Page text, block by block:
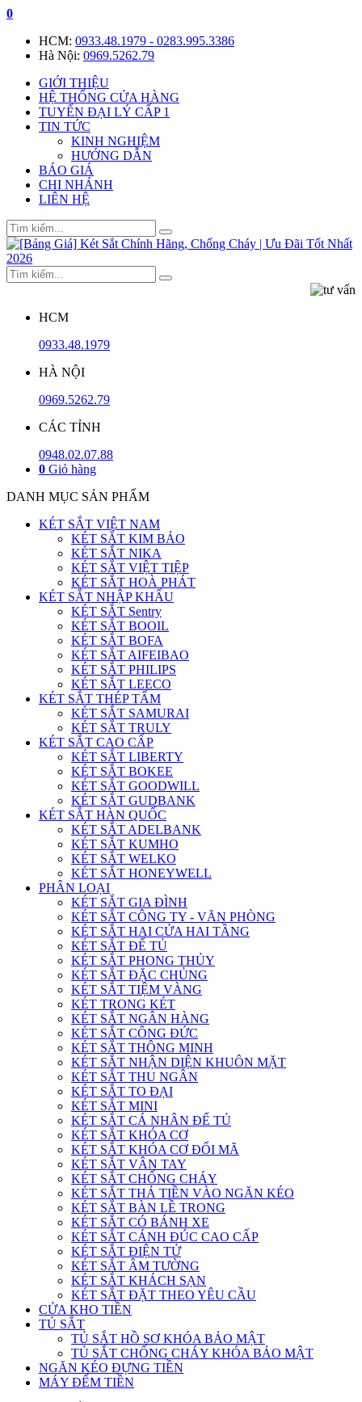
0
HCM: 0933.48.1979 - 0283.995.3386
Hà Nội: 0969.5262.79
GIỚI THIỆU
HỆ THỐNG CỬA HÀNG
TUYỂN ĐẠI LÝ CẤP 1
TIN TỨC
KINH NGHIỆM
HƯỚNG DẪN
BÁO GIÁ
CHI NHÁNH
LIÊN HỆ
HCM
0933.48.1979
HÀ NỘI
0969.5262.79
CÁC TỈNH
0948.02.07.88
0 Giỏ hàng
DANH MỤC SẢN PHẨM
KÉT SẮT VIỆT NAM
KÉT SẮT KIM BẢO
KÉT SẮT NIKA
KÉT SẮT VIỆT TIỆP
KÉT SẮT HOÀ PHÁT
KÉT SẮT NHẬP KHẨU
KÉT SẮT Sentry
KÉT SẮT BOOIL
KÉT SẮT BOFA
KÉT SẮT AIFEIBAO
KÉT SẮT PHILIPS
KÉT SẮT LEECO
KÉT SẮT THÉP TẤM
KÉT SẮT SAMURAI
KÉT SẮT TRULY
KÉT SẮT CAO CẤP
KÉT SẮT LIBERTY
KÉT SẮT BOKEE
KÉT SẮT GOODWILL
KÉT SẮT GUDBANK
KÉT SẮT HÀN QUỐC
KÉT SẮT ADELBANK
KÉT SẮT KUMHO
KÉT SẮT WELKO
KÉT SẮT HONEYWELL
PHÂN LOẠI
KÉT SẮT GIA ĐÌNH
KÉT SẮT CÔNG TY - VĂN PHÒNG
KÉT SẮT HAI CỬA HAI TẦNG
KÉT SẮT ĐỂ TỦ
KÉT SẮT PHONG THỦY
KÉT SẮT ĐẶC CHỦNG
KÉT SẮT TIỆM VÀNG
KÉT TRONG KÉT
KÉT SẮT NGÂN HÀNG
KÉT SẮT CÔNG ĐỨC
KÉT SẮT THÔNG MINH
KÉT SẮT NHẬN DIỆN KHUÔN MẶT
KÉT SẮT THU NGÂN
KÉT SẮT TO ĐẠI
KÉT SẮT MINI
KÉT SẮT CÁ NHÂN ĐỂ TỦ
KÉT SẮT KHÓA CƠ
KÉT SẮT KHÓA CƠ ĐỔI MÃ
KÉT SẮT VÂN TAY
KÉT SẮT CHỐNG CHÁY
KÉT SẮT THẢ TIỀN VÀO NGĂN KÉO
KÉT SẮT BÀN LỀ TRONG
KÉT SẮT CÓ BÁNH XE
KÉT SẮT CÁNH ĐÚC CAO CẤP
KÉT SẮT ĐIỆN TỬ
KÉT SẮT ÂM TƯỜNG
KÉT SẮT KHÁCH SẠN
KÉT SẮT ĐẶT THEO YÊU CẦU
CỬA KHO TIỀN
TỦ SẮT
TỦ SẮT HỒ SƠ KHÓA BẢO MẬT
TỦ SẮT CHỐNG CHÁY KHÓA BẢO MẬT
NGĂN KÉO ĐỰNG TIỀN
MÁY ĐẾM TIỀN